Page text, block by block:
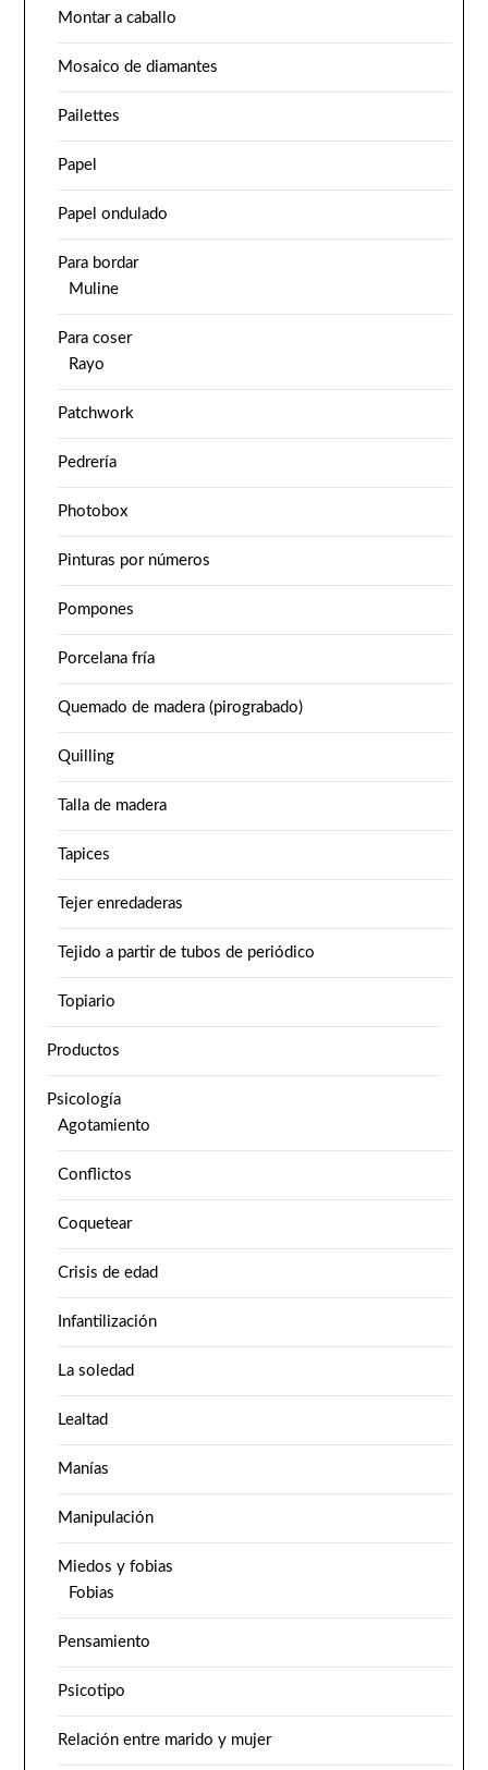
Montar a caballo
Mosaico de diamantes
Pailettes
Papel
Papel ondulado
Para bordar
Muline
Para coser
Rayo
Patchwork
Pedrería
Photobox
Pinturas por números
Pompones
Porcelana fría
Quemado de madera (pirograbado)
Quilling
Talla de madera
Tapices
Tejer enredaderas
Tejido a partir de tubos de periódico
Topiario
Productos
Psicología
Agotamiento
Conflictos
Coquetear
Crisis de edad
Infantilización
La soledad
Lealtad
Manías
Manipulación
Miedos y fobias
Fobias
Pensamiento
Psicotipo
Relación entre marido y mujer